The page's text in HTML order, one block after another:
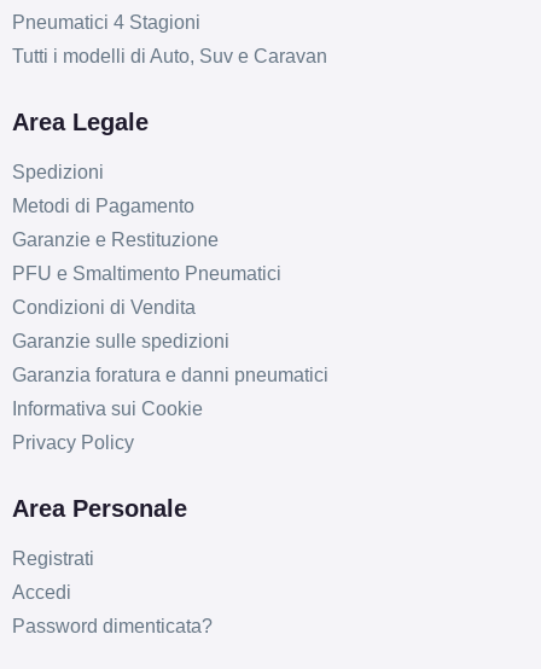
Pneumatici 4 Stagioni
Tutti i modelli di Auto, Suv e Caravan
Area Legale
Spedizioni
Metodi di Pagamento
Garanzie e Restituzione
PFU e Smaltimento Pneumatici
Condizioni di Vendita
Garanzie sulle spedizioni
Garanzia foratura e danni pneumatici
Informativa sui Cookie
Privacy Policy
Area Personale
Registrati
Accedi
Password dimenticata?